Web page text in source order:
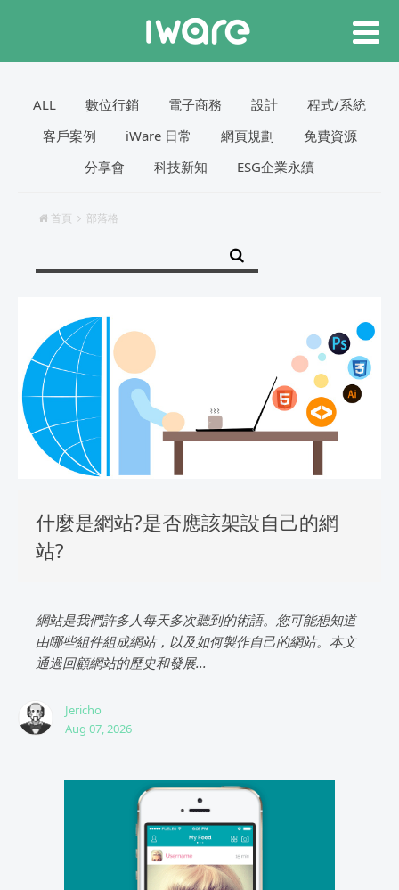
ALL 數位行銷 電子商務 設計
程式/系統
客戶案例
iWare 日常 網頁規劃
免費資源
分享會
科技新知 ESG企業永續
首頁 部落格
什麼是網站?是否應該架設自己的網
站?
網站是我們許多人每天多次聽到的術語。您可能想知道
由哪些組件組成網站，以及如何製作自己的網站。本文
通過回顧網站的歷史和發展...
Jericho
Aug 07, 2026